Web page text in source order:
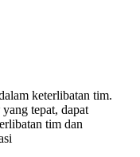
keterlibatan tim.
yang tepat, dapat
tim dan